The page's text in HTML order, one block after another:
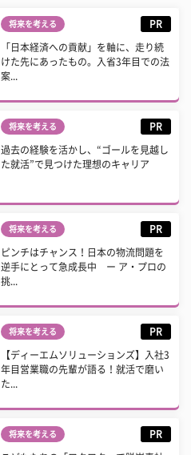
将来を考える PR
「日本経済への貢献」を軸に、走り続
けた先にあったもの。入省3年目での法
案...
将来を考える PR
過去の経験を活かし、“ゴールを見越し
た就活”で見つけた理想のキャリア
将来を考える PR
ピンチはチャンス！日本の物流問題を
逆手にとって急成長中 ー ア・プロの
挑...
将来を考える PR
【ディーエムソリューションズ】入社3
年目営業職の先輩が語る！就活で磨い
た...
将来を考える PR